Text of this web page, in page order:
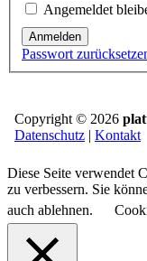
Angemeldet
Anmelden
Passwort
Copyright © 2026
Datenschutz | Kontakt
Diese Seite verwendet
zu verbessern. Sie
auch ablehnen.